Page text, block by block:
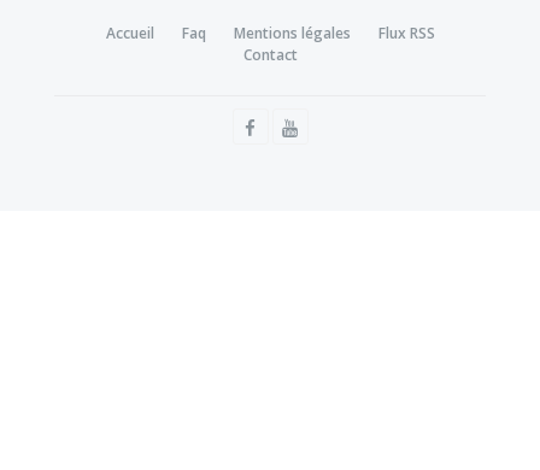
Accueil Faq Mentions légales
Flux RSS
Contact